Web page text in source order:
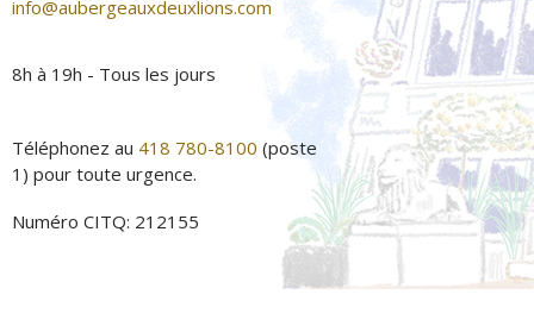
info@aubergeauxdeuxlions.com
8h à 19h - Tous les jours
Téléphonez au 418 780-8100 (poste
1) pour toute urgence.
Numéro CITQ: 212155